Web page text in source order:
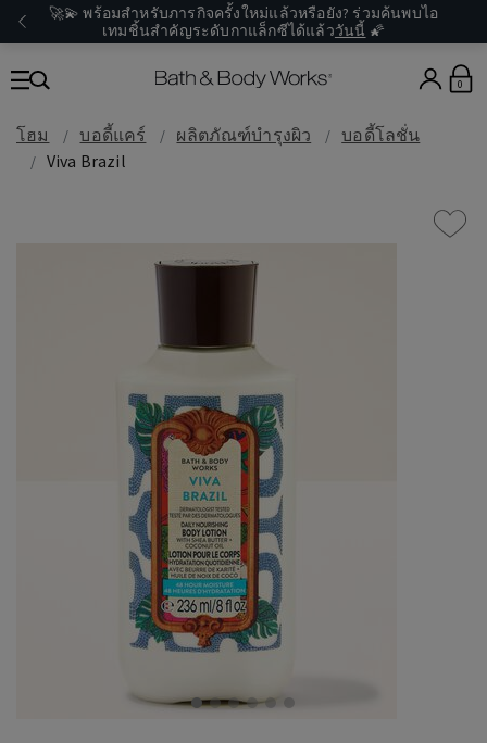
🚀💫 พร้อมสำหรับภารกิจครั้งใหม่แล้วหรือยัง? ร่วมค้นพบไอ
เทมชิ้นสำคัญระดับกาแล็กซีได้แล้ววันนี้ 🌠
0
โฮม บอดี้แคร์ ผลิตภัณฑ์บำรุงผิว
บอดี้โลชั่น
Viva Brazil